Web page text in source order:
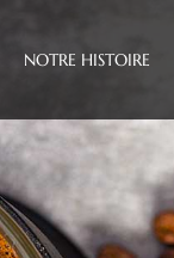
NOTRE HISTOIRE